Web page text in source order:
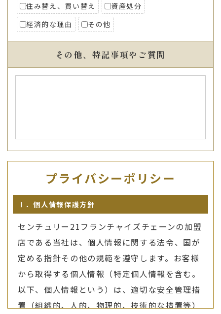
住み替え、買い替え
資産処分
経済的な理由
その他
その他、特記事項やご質問
プライバシーポリシー
Ⅰ．個人情報保護方針
センチュリー21フランチャイズチェーンの加盟
店である当社は、個人情報に関する法令、国が
定める指針その他の規範を遵守します。お客様
から取得する個人情報（特定個人情報を含む。
以下、個人情報という）は、適切な安全管理措
置（組織的、人的、物理的、技術的な措置等）